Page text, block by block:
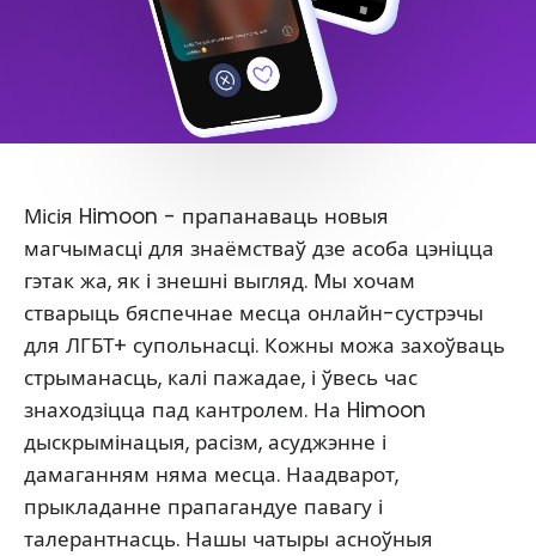
Місія Himoon - прапанаваць новыя
магчымасці для знаёмстваў дзе асоба цэніцца
гэтак жа, як і знешні выгляд. Мы хочам
стварыць бяспечнае месца онлайн-сустрэчы
для ЛГБТ+ супольнасці. Кожны можа захоўваць
стрыманасць, калі пажадае, і ўвесь час
знаходзіцца пад кантролем. На Himoon
дыскрымінацыя, расізм, асуджэнне і
дамаганням няма месца. Наадварот,
прыкладанне прапагандуе павагу і
талерантнасць. Нашы чатыры асноўныя